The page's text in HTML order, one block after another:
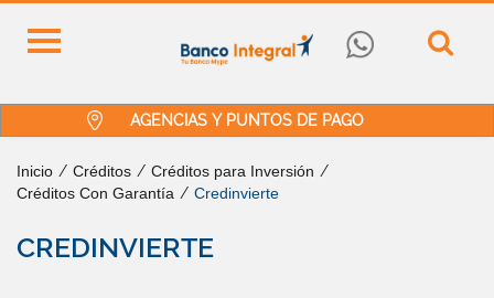
AGENCIAS Y PUNTOS DE PAGO
Inicio / Créditos / Créditos para Inversión /
Créditos Con Garantía / Credinvierte
CREDINVIERTE